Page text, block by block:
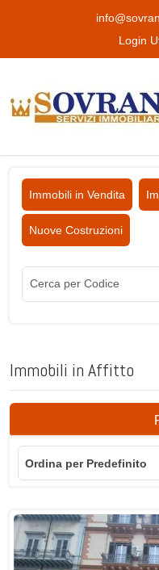
Login
Immobili in Vendita
Nuove Costruzioni
Immobili in Affitto
Ordina per Predefinito